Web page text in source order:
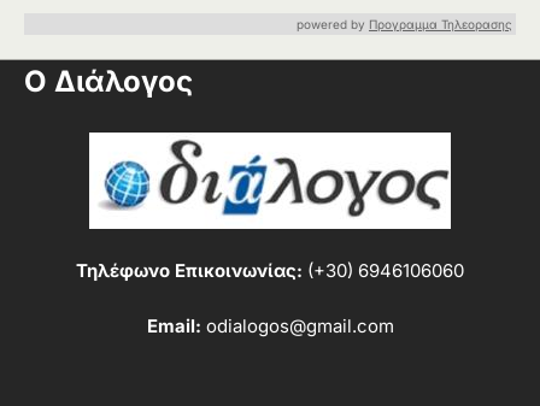
powered by Προγραμμα Τηλεορασης
Ο Διάλογος
Τηλέφωνο Επικοινωνίας: (+30) 6946106060
Email: odialogos@gmail.com